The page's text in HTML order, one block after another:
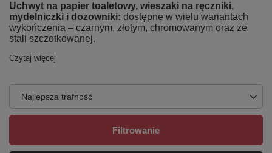
Uchwyt na papier toaletowy, wieszaki na ręczniki,
mydelniczki i dozowniki: dostępne w wielu wariantach
wykończenia – czarnym, złotym, chromowanym oraz ze
stali szczotkowanej.
Czytaj więcej
Najlepsza trafność
Filtrowanie